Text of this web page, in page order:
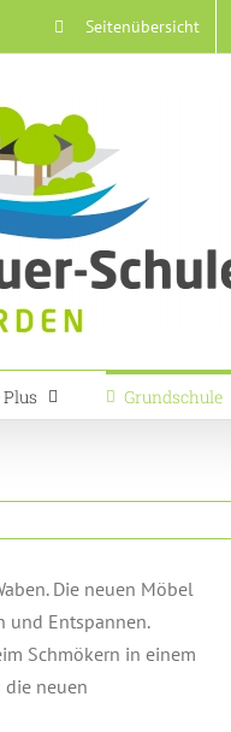
Seitenübersicht
Grundschule
Die neuen Möbel
und Entspannen.
Schmökern in einem
die neuen